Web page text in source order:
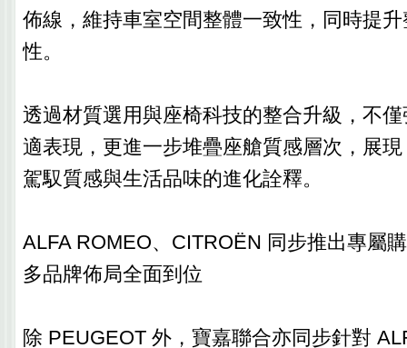
佈線，維持車室空間整體一致性，同時提
性。
透過材質選用與座椅科技的整合升級，不
適表現，更進一步堆疊座艙質感層次，展
駕馭質感與生活品味的進化詮釋。
ALFA ROMEO、CITROËN 同步推出專屬
多品牌佈局全面到位
除 PEUGEOT 外，寶嘉聯合亦同步針對